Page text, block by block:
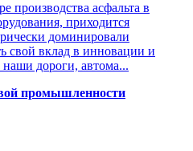
асфальта в
приходится
доминировали
свой вклад в инновации и
наши дороги, автома...
промышленности